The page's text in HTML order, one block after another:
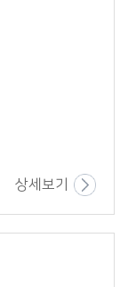
상세보기